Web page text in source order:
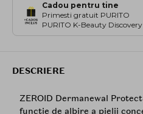
Cadou pentru tine
Primesti gratuit PURITO
PURITO K-Beauty
DESCRIERE
ZEROID Dermanewal
functie de albire a pielii